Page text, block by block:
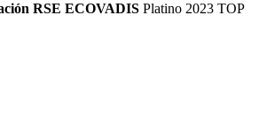
RSE ECOVADIS Platino 2023 TOP